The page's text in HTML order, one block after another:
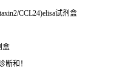
CCL24)elisa试剂盒
盒
断和！